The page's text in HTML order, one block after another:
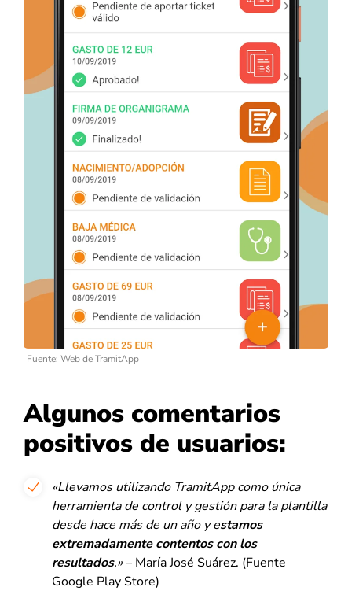
Fuente: Web de TramitApp
Algunos comentarios
positivos de usuarios:
«Llevamos utilizando TramitApp como única
herramienta de control y gestión para la plantilla
desde hace más de un año y estamos
extremadamente contentos con los
resultados.»– María José Suárez. (Fuente
Google Play Store)